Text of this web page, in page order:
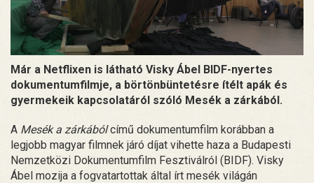
Már a Netflixen is látható Visky Ábel BIDF-nyertes
dokumentumfilmje, a börtönbüntetésre ítélt apák és
gyermekeik kapcsolatáról szóló Mesék a zárkából.
A Mesék a zárkábólcímű dokumentumfilm korábban a
legjobb magyar filmnek járó díjat vihette haza a Budapesti
Nemzetközi Dokumentumfilm Fesztiválról (BIDF). Visky
Ábel mozija a fogvatartottak által írt mesék világán